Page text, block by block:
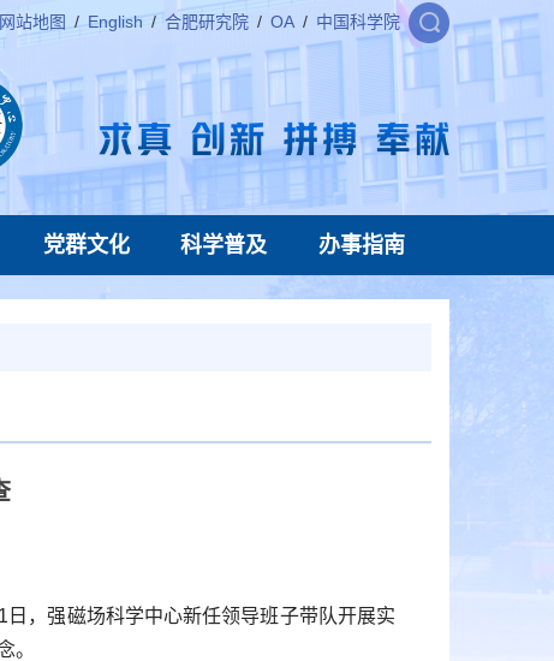
网站地图 / English / 合肥研究院 / OA / 中国科学院
党群文化 科学普及 办事指南
，强磁场科学中心新任领导班子带队开展实
。